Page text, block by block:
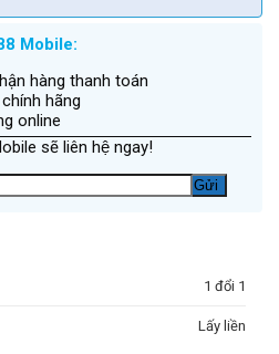
Mobile:
hàng thanh toán
hãng
online
sẽ liên hệ ngay!
1 đổi 1
Lấy liền